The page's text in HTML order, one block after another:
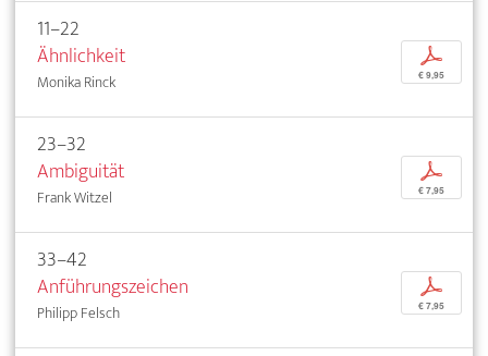
11–22
Ähnlichkeit
Monika Rinck
p
€ 9,95
23–32
Ambiguität
Frank Witzel
p
€ 7,95
33–42
Anführungszeichen
Philipp Felsch
p
€ 7,95